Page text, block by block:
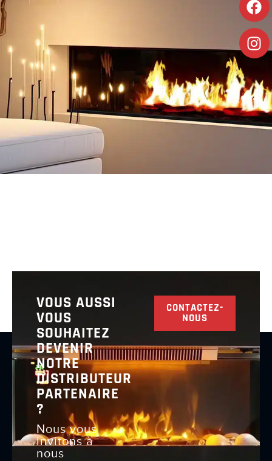
VOUS AUSSI
VOUS
SOUHAITEZ
DEVENIR
NOTRE
DISTRIBUTEUR
PARTENAIRE
?
Nous vous
invitons à
nous
CONTACTEZ-
NOUS